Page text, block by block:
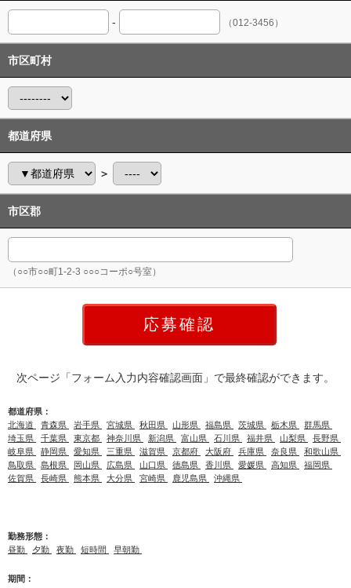
- （012-3456）
市区町村
都道府県
＞
市区郡
（○○市○○町1-2-3 ○○○コーポ○号室）
次ページ「フォーム入力内容確認画面」で最終確認ができます。
都道府県：
北海道
青森県 岩手県 宮城県 秋田県 山形県 福島県 茨城県 栃木県
群馬県
埼玉県
千葉県 東京都 神奈川県 新潟県 富山県 石川県 福井県 山梨県
長野県
岐阜県
静岡県 愛知県 三重県 滋賀県 京都府 大阪府 兵庫県 奈良県
和歌山県
鳥取県
島根県 岡山県 広島県 山口県 徳島県 香川県 愛媛県 高知県
福岡県
佐賀県
長崎県 熊本県 大分県 宮崎県 鹿児島県 沖縄県
勤務形態：
昼勤
夕勤 夜勤 短時間 早朝勤
期間：